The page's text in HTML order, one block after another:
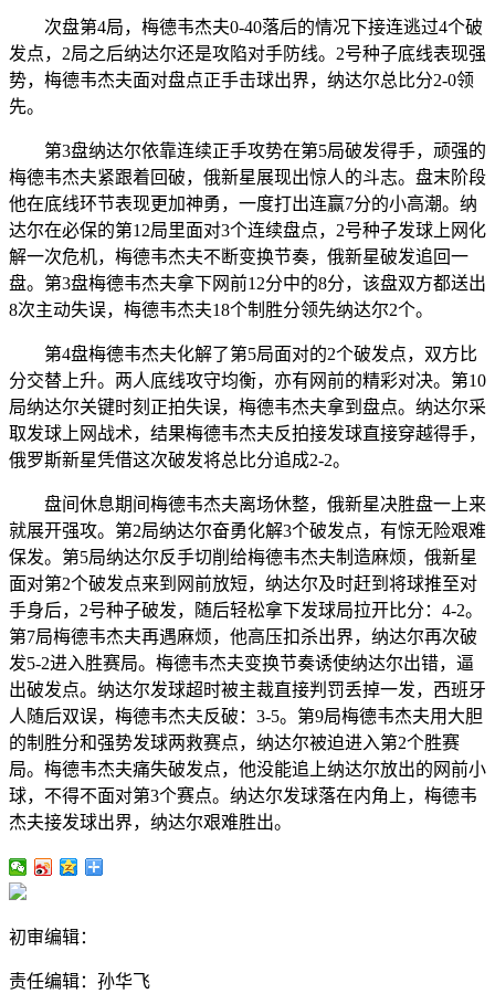
次盘第4局，梅德韦杰夫0-40落后的情况下接连逃过4个破
发点，2局之后纳达尔还是攻陷对手防线。2号种子底线表现强
势，梅德韦杰夫面对盘点正手击球出界，纳达尔总比分2-0领
先。
第3盘纳达尔依靠连续正手攻势在第5局破发得手，顽强的
梅德韦杰夫紧跟着回破，俄新星展现出惊人的斗志。盘末阶段
他在底线环节表现更加神勇，一度打出连赢7分的小高潮。纳
达尔在必保的第12局里面对3个连续盘点，2号种子发球上网化
解一次危机，梅德韦杰夫不断变换节奏，俄新星破发追回一
盘。第3盘梅德韦杰夫拿下网前12分中的8分，该盘双方都送出
8次主动失误，梅德韦杰夫18个制胜分领先纳达尔2个。
第4盘梅德韦杰夫化解了第5局面对的2个破发点，双方比
分交替上升。两人底线攻守均衡，亦有网前的精彩对决。第10
局纳达尔关键时刻正拍失误，梅德韦杰夫拿到盘点。纳达尔采
取发球上网战术，结果梅德韦杰夫反拍接发球直接穿越得手，
俄罗斯新星凭借这次破发将总比分追成2-2。
盘间休息期间梅德韦杰夫离场休整，俄新星决胜盘一上来
就展开强攻。第2局纳达尔奋勇化解3个破发点，有惊无险艰难
保发。第5局纳达尔反手切削给梅德韦杰夫制造麻烦，俄新星
面对第2个破发点来到网前放短，纳达尔及时赶到将球推至对
手身后，2号种子破发，随后轻松拿下发球局拉开比分：4-2。
第7局梅德韦杰夫再遇麻烦，他高压扣杀出界，纳达尔再次破
发5-2进入胜赛局。梅德韦杰夫变换节奏诱使纳达尔出错，逼
出破发点。纳达尔发球超时被主裁直接判罚丢掉一发，西班牙
人随后双误，梅德韦杰夫反破：3-5。第9局梅德韦杰夫用大胆
的制胜分和强势发球两救赛点，纳达尔被迫进入第2个胜赛
局。梅德韦杰夫痛失破发点，他没能追上纳达尔放出的网前小
球，不得不面对第3个赛点。纳达尔发球落在内角上，梅德韦
杰夫接发球出界，纳达尔艰难胜出。
初审编辑：
责任编辑：孙华飞